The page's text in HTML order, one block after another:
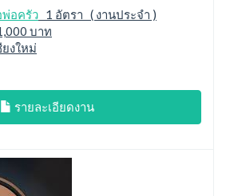
อครัว 1 อัตรา ( งานประจำ )
บาท
ยงใหม่
รายละเอียดงาน